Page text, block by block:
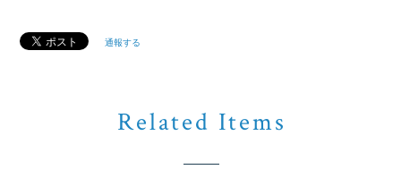
通報する
Related Items